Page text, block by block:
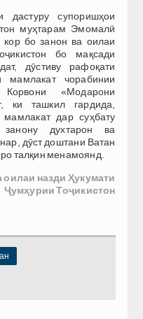
дастуру супоришҳои
муҳтарам Эмомалӣ
бо занон ва оилаи
бо мақсади
дӯстиву рафоқати
мамлакат чорабинии
«Модарони
ки ташкил гардида,
дар суҳбату
занону духтарон ва
дӯст доштани Ватан
талқин менамоянд.
назди Ҳукумати
Ҷумҳурии Тоҷикистон